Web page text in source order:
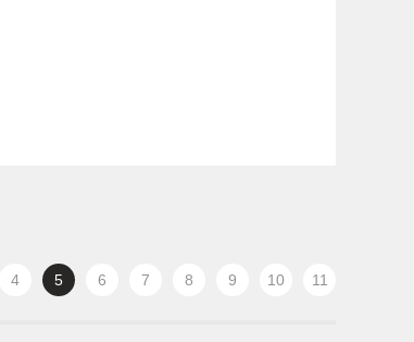
4 5 6 7 8 9 10 11